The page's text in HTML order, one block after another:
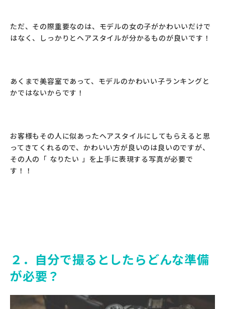
ただ、その際重要なのは、モデルの女の子がかわいいだけで
はなく、しっかりとヘアスタイルが分かるものが良いです！
あくまで美容室であって、モデルのかわいい子ランキングと
かではないからです！
お客様もその人に似あったヘアスタイルにしてもらえると思
ってきてくれるので、かわいい方が良いのは良いのですが、
その人の「 なりたい 」を上手に表現する写真が必要で
す！！
２．自分で撮るとしたらどんな準備
が必要？